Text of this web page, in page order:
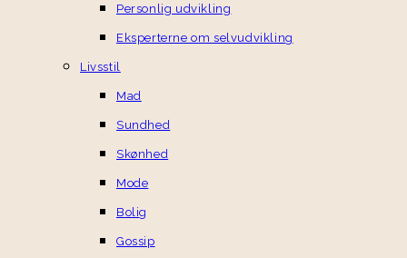
Personlig udvikling
Eksperterne om selvudvikling
Livsstil
Mad
Sundhed
Skønhed
Mode
Bolig
Gossip